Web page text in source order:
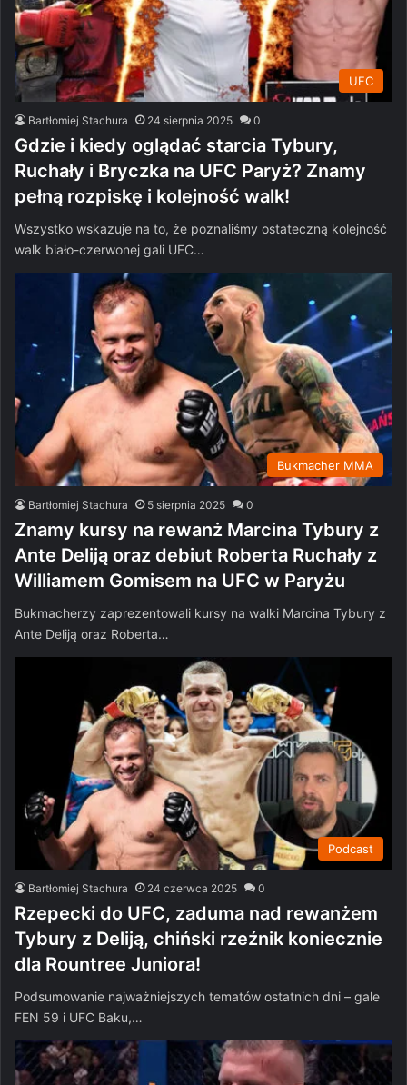
UFC
Bartłomiej Stachura 24 sierpnia 2025 0
Gdzie i kiedy oglądać starcia Tybury,
Ruchały i Bryczka na UFC Paryż? Znamy
pełną rozpiskę i kolejność walk!
Wszystko wskazuje na to, że poznaliśmy ostateczną kolejność
walk biało-czerwonej gali UFC…
Bukmacher MMA
Bartłomiej Stachura 5 sierpnia 2025 0
Znamy kursy na rewanż Marcina Tybury z
Ante Deliją oraz debiut Roberta Ruchały z
Williamem Gomisem na UFC w Paryżu
Bukmacherzy zaprezentowali kursy na walki Marcina Tybury z
Ante Deliją oraz Roberta…
Podcast
Bartłomiej Stachura 24 czerwca 2025 0
Rzepecki do UFC, zaduma nad rewanżem
Tybury z Deliją, chiński rzeźnik koniecznie
dla Rountree Juniora!
Podsumowanie najważniejszych tematów ostatnich dni – gale
FEN 59 i UFC Baku,…